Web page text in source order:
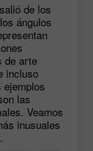
de los
ángulos
de arte
incluso
ejemplos
las
Veamos
inusuales